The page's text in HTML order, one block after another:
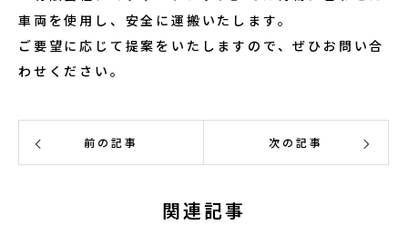
車両を使用し、安全に運搬いたします。
ご要望に応じて提案をいたしますので、ぜひお問い合
わせください。
前の記事 次の記事
関連記事